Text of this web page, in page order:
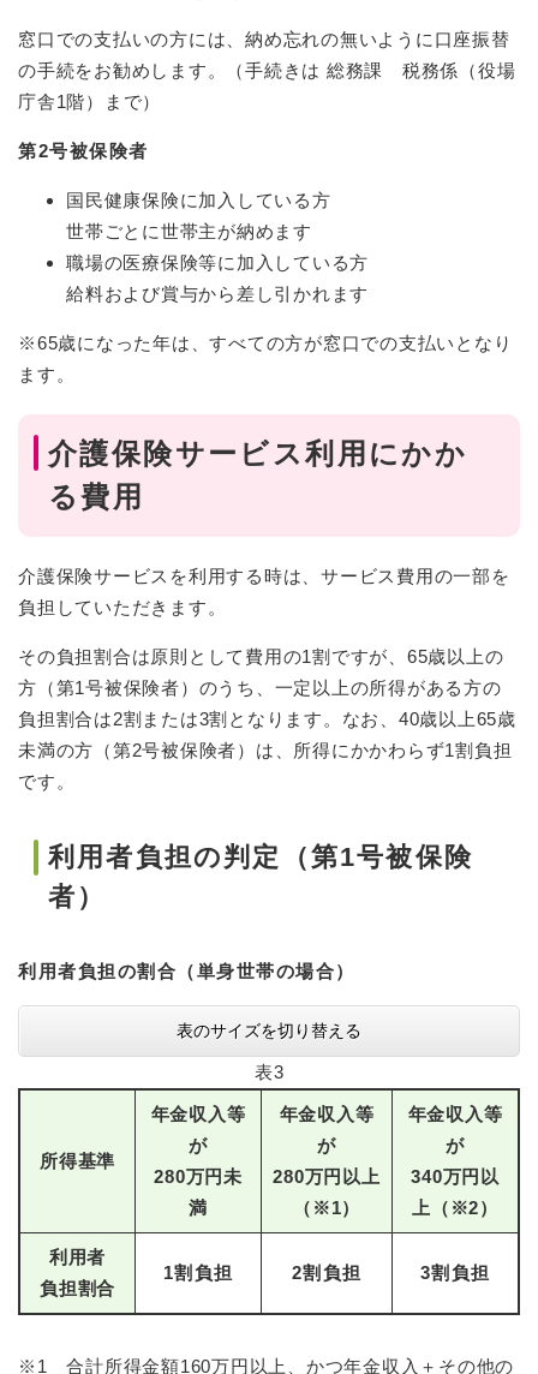
窓口での支払いの方には、納め忘れの無いように口座振替
の手続をお勧めします。（手続きは 総務課 税務係（役場
庁舎1階）まで）
第2号被保険者
国民健康保険に加入している方
世帯ごとに世帯主が納めます
職場の医療保険等に加入している方
給料および賞与から差し引かれます
※65歳になった年は、すべての方が窓口での支払いとなり
ます。
介護保険サービス利用にかか
る費用
介護保険サービスを利用する時は、サービス費用の一部を
負担していただきます。
その負担割合は原則として費用の1割ですが、65歳以上の
方（第1号被保険者）のうち、一定以上の所得がある方の
負担割合は2割または3割となります。なお、40歳以上65歳
未満の方（第2号被保険者）は、所得にかかわらず1割負担
です。
利用者負担の判定（第1号被保険
者）
利用者負担の割合（単身世帯の場合）
表のサイズを切り替える
表3
所得基準
年金収入等
が
280万円未
満
年金収入等
が
280万円以上
（※1）
年金収入等
が
340万円以
上（※2）
利用者
負担割合
1割負担 2割負担 3割負担
※1 合計所得金額160万円以上、かつ年金収入＋その他の